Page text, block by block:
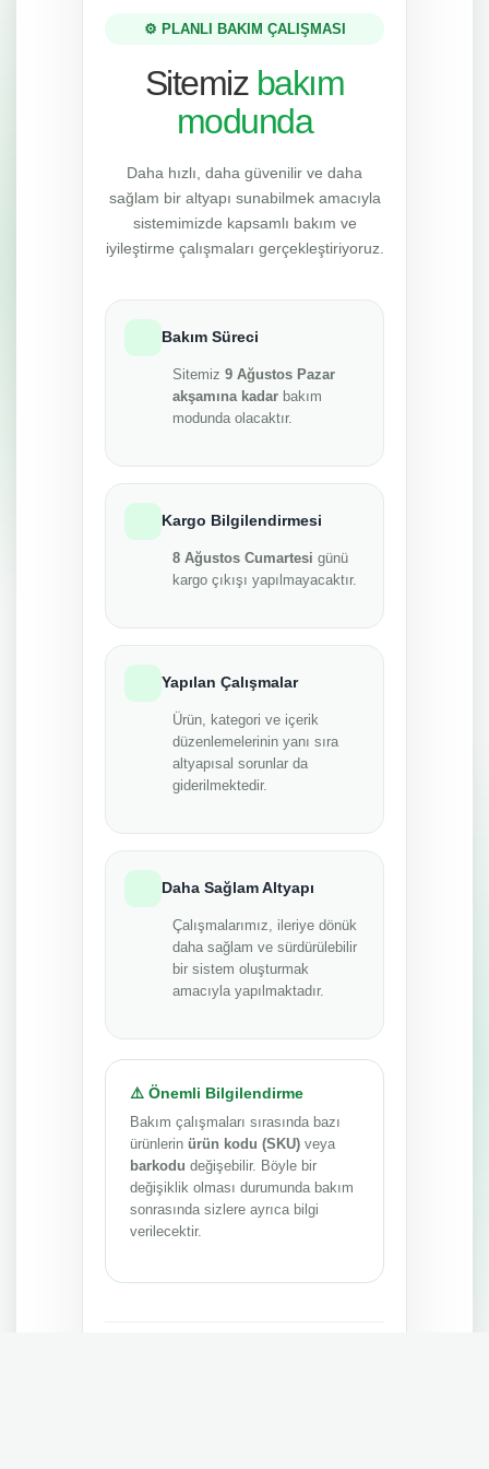
⚙️ PLANLI BAKIM ÇALIŞMASI
Sitemiz bakım
modunda
Daha hızlı, daha güvenilir ve daha
sağlam bir altyapı sunabilmek amacıyla
sistemimizde kapsamlı bakım ve
iyileştirme çalışmaları gerçekleştiriyoruz.
Bakım Süreci
Sitemiz 9 Ağustos Pazar
akşamına kadar bakım
modunda olacaktır.
Kargo Bilgilendirmesi
8 Ağustos Cumartesi günü
kargo çıkışı yapılmayacaktır.
Yapılan Çalışmalar
Ürün, kategori ve içerik
düzenlemelerinin yanı sıra
altyapısal sorunlar da
giderilmektedir.
Daha Sağlam Altyapı
Çalışmalarımız, ileriye dönük
daha sağlam ve sürdürülebilir
bir sistem oluşturmak
amacıyla yapılmaktadır.
⚠️ Önemli Bilgilendirme
Bakım çalışmaları sırasında bazı
ürünlerin ürün kodu (SKU) veya
barkodu değişebilir. Böyle bir
değişiklik olması durumunda bakım
sonrasında sizlere ayrıca bilgi
verilecektir.